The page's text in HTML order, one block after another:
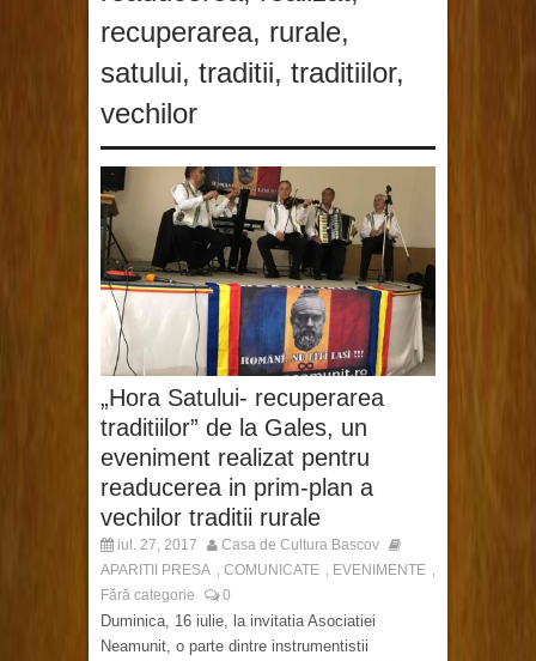
recuperarea, rurale,
satului, traditii, traditiilor,
vechilor
„Hora Satului- recuperarea
traditiilor” de la Gales, un
eveniment realizat pentru
readucerea in prim-plan a
vechilor traditii rurale
iul. 27, 2017
Casa de Cultura Bascov
APARITII PRESA
COMUNICATE EVENIMENTE
Fără categorie 0
Duminica, 16 iulie, la invitatia Asociatiei
Neamunit, o parte dintre instrumentistii